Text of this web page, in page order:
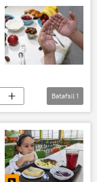
Batafsil 1